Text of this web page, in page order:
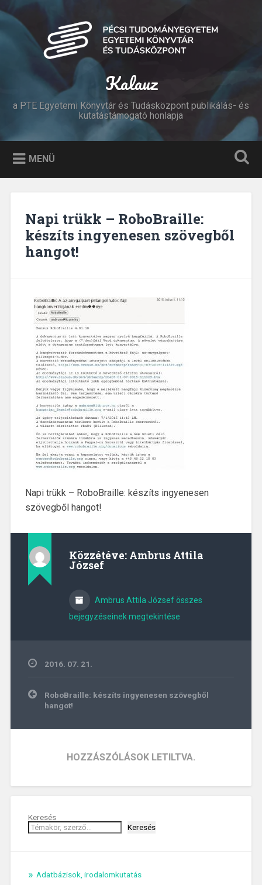
Tovább
tartalomhoz
Keresés
Kalauz
a PTE Egyetemi Könyvtár és Tudásközpont publikálás- és
kutatástámogató honlapja
MENÜ
Napi trükk – RoboBraille:
készíts ingyenesen szövegből
hangot!
Napi trükk – RoboBraille: készíts ingyenesen
szövegből hangot!
Közzétéve: Ambrus Attila
József
Ambrus Attila József összes
bejegyzéseinek megtekintése
2016. 07. 21.
Bejegyzés
navigáció
RoboBraille: készíts ingyenesen szövegből
hangot!
HOZZÁSZÓLÁSOK LETILTVA.
Keresés
Keresés
Adatbázisok, irodalomkutatás